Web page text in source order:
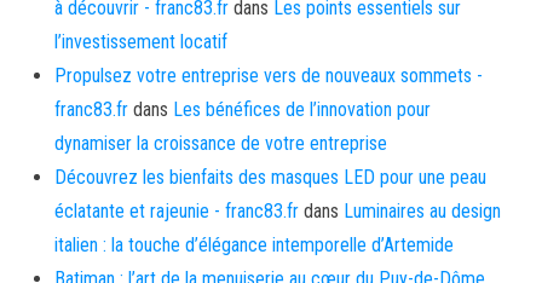
à découvrir - franc83.fr dans Les points essentiels sur
l’investissement locatif
Propulsez votre entreprise vers de nouveaux sommets -
franc83.fr dans Les bénéfices de l’innovation pour
dynamiser la croissance de votre entreprise
Découvrez les bienfaits des masques LED pour une peau
éclatante et rajeunie - franc83.fr dans Luminaires au design
italien : la touche d’élégance intemporelle d’Artemide